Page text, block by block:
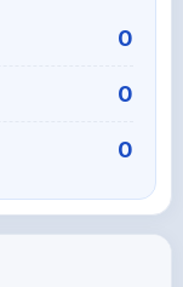
0
0
0